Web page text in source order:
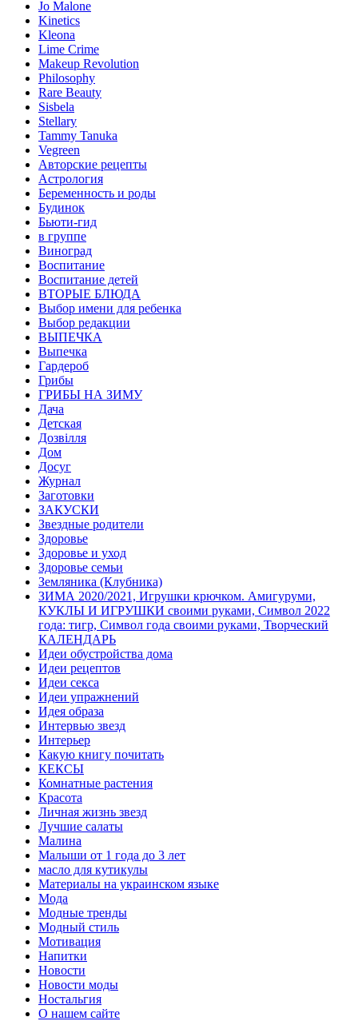
Jo Malone
Kinetics
Kleona
Lime Crime
Makeup Revolution
Philosophy
Rare Beauty
Sisbela
Stellary
Tammy Tanuka
Vegreen
Авторские рецепты
Астрология
Беременность и роды
Будинок
Бьюти-гид
в группе
Виноград
Воспитание
Воспитание детей
ВТОРЫЕ БЛЮДА
Выбор имени для ребенка
Выбор редакции
ВЫПЕЧКА
Выпечка
Гардероб
Грибы
ГРИБЫ НА ЗИМУ
Дача
Детская
Дозвілля
Дом
Досуг
Журнал
Заготовки
ЗАКУСКИ
Звездные родители
Здоровье
Здоровье и уход
Здоровье семьи
Земляника (Клубника)
ЗИМА 2020/2021, Игрушки крючком. Амигуруми,
КУКЛЫ И ИГРУШКИ своими руками, Символ 2022
года: тигр, Символ года своими руками, Творческий
КАЛЕНДАРЬ
Идеи обустройства дома
Идеи рецептов
Идеи секса
Идеи упражнений
Идея образа
Интервью звезд
Интерьер
Какую книгу почитать
КЕКСЫ
Комнатные растения
Красота
Личная жизнь звезд
Лучшие салаты
Малина
Малыши от 1 года до 3 лет
масло для кутикулы
Материалы на украинском языке
Мода
Модные тренды
Модный стиль
Мотивация
Напитки
Новости
Новости моды
Ностальгия
О нашем сайте